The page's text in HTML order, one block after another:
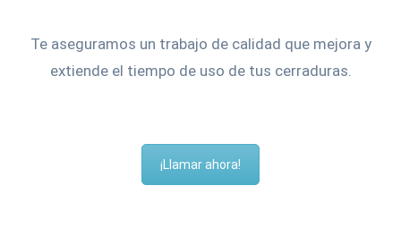
Te aseguramos un trabajo de calidad que mejora y
extiende el tiempo de uso de tus cerraduras.
¡Llamar ahora!